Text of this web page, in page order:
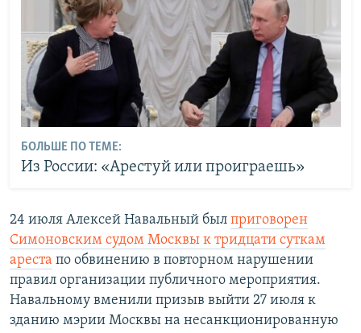
БОЛЬШЕ ПО ТЕМЕ:
Из России: «Арестуй или проиграешь»
24 июля Алексей Навальный был приговорен
Симоновским судом Москвы к тридцати суткам
ареста по обвинению в повторном нарушении
правил организации публичного мероприятия.
Навальному вменили призыв выйти 27 июля к
зданию мэрии Москвы на несанкционированную